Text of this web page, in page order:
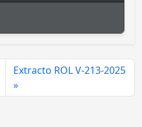
Extracto ROL V-213-2025